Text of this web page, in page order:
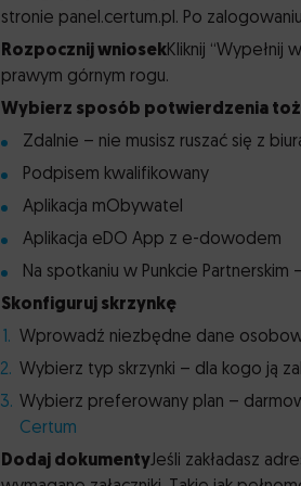
stronie panel.certum.pl. Po
Rozpocznij wniosekKliknij “Wypełnij
prawym górnym rogu.
Wybierz sposób potwierdzenia
Zdalnie – nie musisz ruszać się z
Podpisem kwalifikowany
Aplikacja mObywatel
Aplikacja eDO App z e-dowodem
Na spotkaniu w Punkcie Partnerskim
Skonfiguruj skrzynkę
Wprowadź niezbędne dane
Wybierz typ skrzynki – dla kogo ją
Wybierz preferowany plan –
Certum
Dodaj dokumentyJeśli zakładasz